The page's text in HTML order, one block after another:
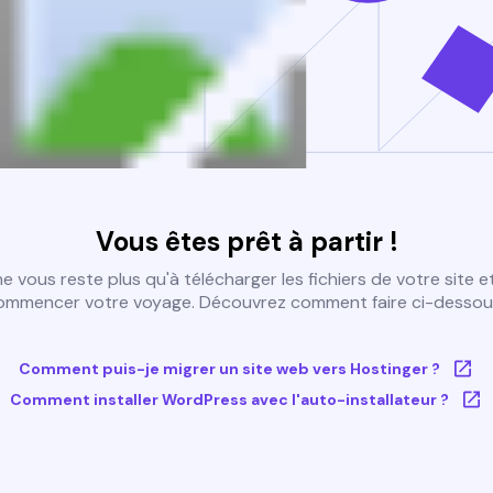
Vous êtes prêt à partir !
vous reste plus qu'à télécharger les fichiers de votre site
votre voyage. Découvrez comment faire ci-
Comment puis-je migrer un site web vers Hostinger ?
Comment installer WordPress avec l'auto-installateur ?